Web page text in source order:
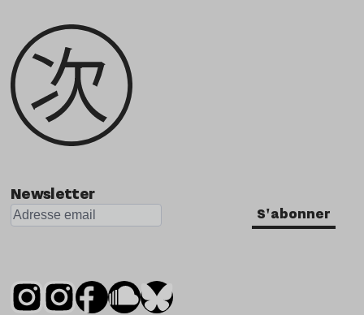
Newsletter
S'abonner